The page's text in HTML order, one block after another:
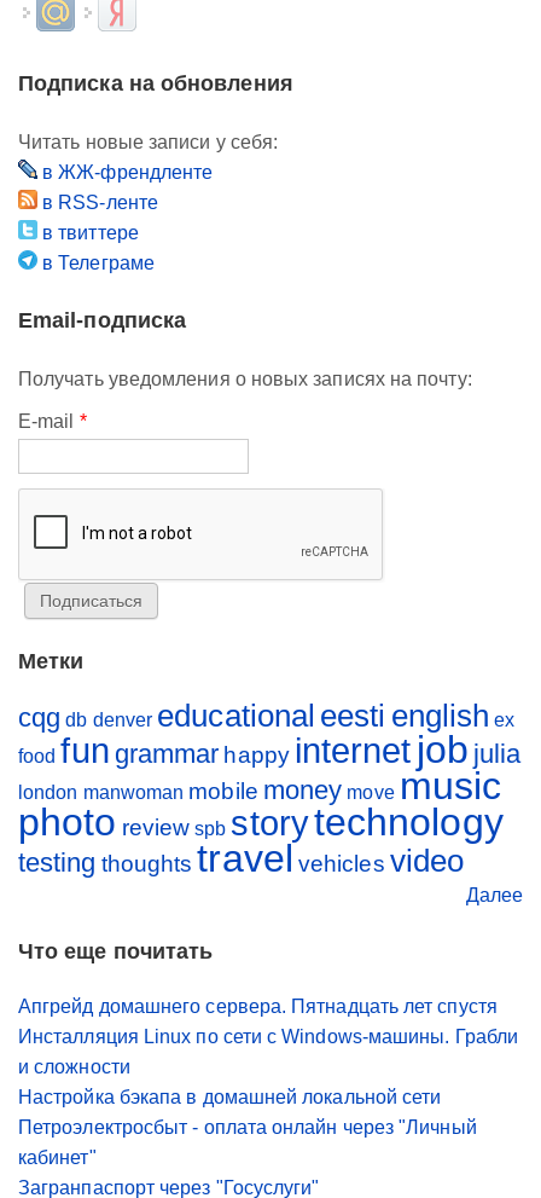
Login with Mail.ruLogin with Яндекс
Подписка на обновления
Читать новые записи у себя:
в ЖЖ-френдленте
в RSS-ленте
в твиттере
в Телеграме
Email-подписка
Получать уведомления о новых записях на почту:
E-mail *
Метки
cqg db denver educational eesti english ex
food fun grammar happy internet job julia
london manwoman mobile money move music
photo review spb storytechnology
testing thoughts travel vehicles video
Далее
Что еще почитать
Апгрейд домашнего сервера. Пятнадцать лет спустя
Инсталляция Linux по сети с Windows-машины. Грабли
и сложности
Настройка бэкапа в домашней локальной сети
Петроэлектросбыт - оплата онлайн через "Личный
кабинет"
Загранпаспорт через "Госуслуги"